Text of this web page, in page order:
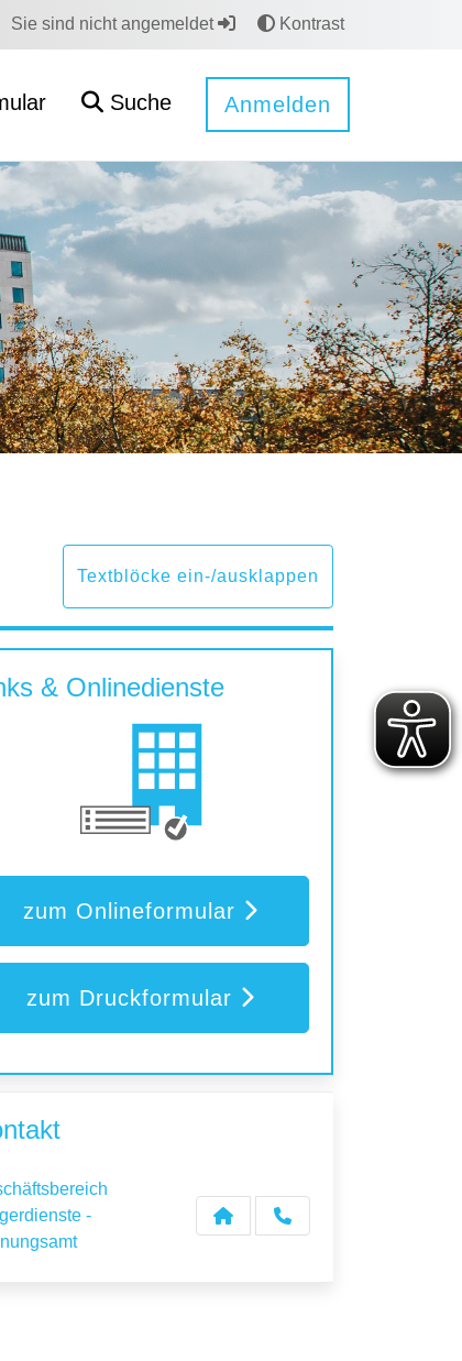
Sie sind nicht angemeldet Kontrast
Suche Anmelden
Textblöcke ein-/ausklappen
& Onlinedienste
zum Onlineformular
zum Druckformular
-